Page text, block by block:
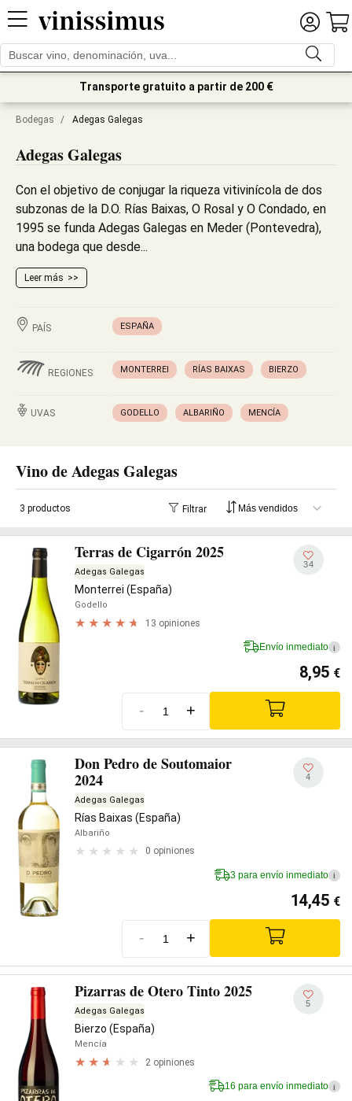
Transporte gratuito a partir de 200 €
Bodegas / Adegas Galegas
Adegas Galegas
Con el objetivo de conjugar la riqueza vitivinícola de dos
subzonas de la D.O. Rías Baixas, O Rosal y O Condado, en
1995 se funda Adegas Galegas en Meder (Pontevedra),
una bodega que desde...
Leer más
PAÍS ESPAÑA
REGIONES MONTERREI RÍAS BAIXAS BIERZO
UVAS GODELLO ALBARIÑO MENCÍA
Vino de Adegas Galegas
3 productos Filtrar
Terras de Cigarrón 2025
Adegas Galegas
Monterrei (España)
Godello
13 opiniones
34
Envío inmediato i
8,95 €
- +
Don Pedro de Soutomaior
2024
Adegas Galegas
Rías Baixas (España)
Albariño
0 opiniones
4
3 para envío inmediato i
14,45 €
- +
Pizarras de Otero Tinto 2025
Adegas Galegas
Bierzo (España)
Mencía
2 opiniones
5
16 para envío inmediato i